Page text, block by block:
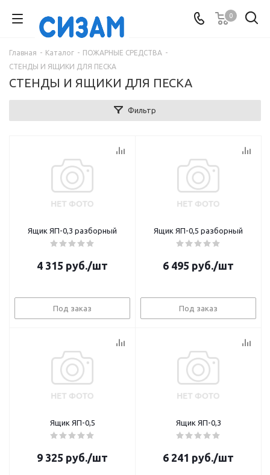
0
Главная - Каталог - ПОЖАРНЫЕ СРЕДСТВА -
СТЕНДЫ И ЯЩИКИ ДЛЯ ПЕСКА
СТЕНДЫ И ЯЩИКИ ДЛЯ ПЕСКА
Фильтр
Ящик ЯП-0,3 разборный
4 315 руб./шт
Под заказ
Ящик ЯП-0,5 разборный
6 495 руб./шт
Под заказ
Ящик ЯП-0,5
9 325 руб./шт
Ящик ЯП-0,3
6 241 руб./шт